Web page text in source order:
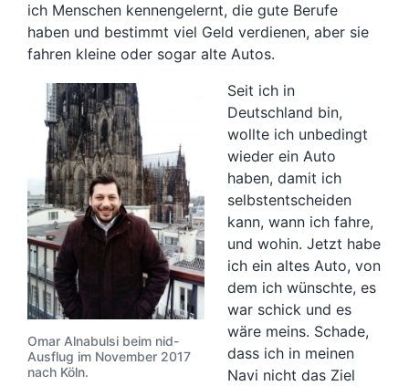
ich Menschen kennengelernt, die gute Berufe
haben und bestimmt viel Geld verdienen, aber sie
fahren kleine oder sogar alte Autos.
Omar Alnabulsi beim nid-
Ausflug im November 2017
nach Köln.
Seit ich in
Deutschland bin,
wollte ich unbedingt
wieder ein Auto
haben, damit ich
selbstentscheiden
kann, wann ich fahre,
und wohin. Jetzt habe
ich ein altes Auto, von
dem ich wünschte, es
war schick und es
wäre meins. Schade,
dass ich in meinen
Navi nicht das Ziel